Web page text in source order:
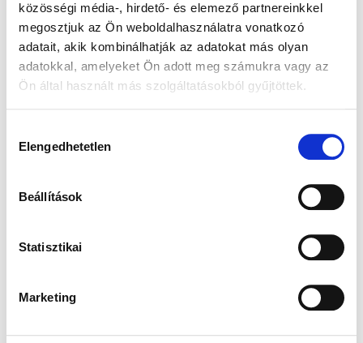
közösségi média-, hirdető- és elemező partnereinkkel
megosztjuk az Ön weboldalhasználatra vonatkozó
adatait, akik kombinálhatják az adatokat más olyan
adatokkal, amelyeket Ön adott meg számukra vagy az
Ön által használt más szolgáltatásokból gyűjtöttek.
kiválasztása
Elengedhetetlen
Beállítások
Statisztikai
Marketing